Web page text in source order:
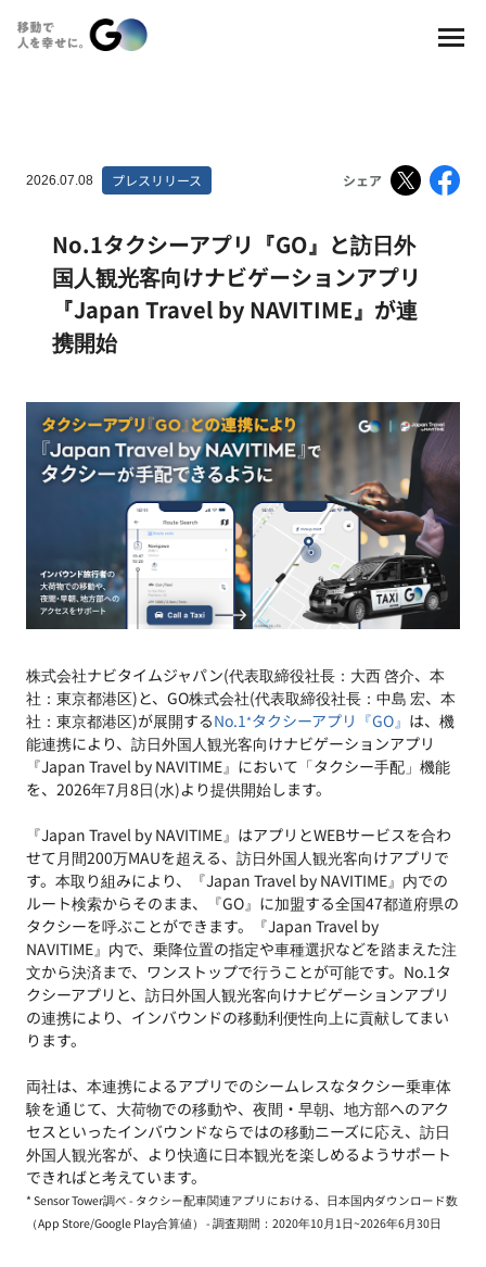
2026.07.08 プレスリリース シェア
No.1タクシーアプリ『GO』と訪日外
国人観光客向けナビゲーションアプリ
『Japan Travel by NAVITIME』が連
携開始
株式会社ナビタイムジャパン(代表取締役社長：大西 啓介、本
社：東京都港区)と、GO株式会社(代表取締役社長：中島 宏、本
社：東京都港区)が展開するNo.1*タクシーアプリ『GO』 は、機
能連携により、訪日外国人観光客向けナビゲーションアプリ
『Japan Travel by NAVITIME』において「タクシー手配」機能
を、2026年7月8日(水)より提供開始します。
『Japan Travel by NAVITIME』はアプリとWEBサービスを合わ
せて月間200万MAUを超える、訪日外国人観光客向けアプリで
す。本取り組みにより、『Japan Travel by NAVITIME』内での
ルート検索からそのまま、『GO』に加盟する全国47都道府県の
タクシーを呼ぶことができます。『Japan Travel by
NAVITIME』内で、乗降位置の指定や車種選択などを踏まえた注
文から決済まで、ワンストップで行うことが可能です。No.1タ
クシーアプリと、訪日外国人観光客向けナビゲーションアプリ
の連携により、インバウンドの移動利便性向上に貢献してまい
ります。
両社は、本連携によるアプリでのシームレスなタクシー乗車体
験を通じて、大荷物での移動や、夜間・早朝、地方部へのアク
セスといったインバウンドならではの移動ニーズに応え、訪日
外国人観光客が、より快適に日本観光を楽しめるようサポート
できればと考えています。
* Sensor Tower調べ - タクシー配車関連アプリにおける、日本国内ダウンロード数
（App Store/Google Play合算値） - 調査期間：2020年10月1日~2026年6月30日